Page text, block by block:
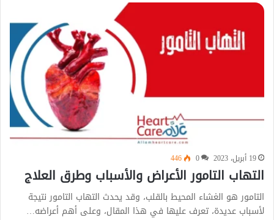
19 أبريل، 2023 0
446
التهاب التامور الأعراض والأسباب وطرق العلاج
التامور هو الغشاء المحيط بالقلب، وقد يحدث التهاب التامور نتيجة
لأسباب عديدة، تعرف عليها في هذا المقال، وعلى أهم أعراضه…